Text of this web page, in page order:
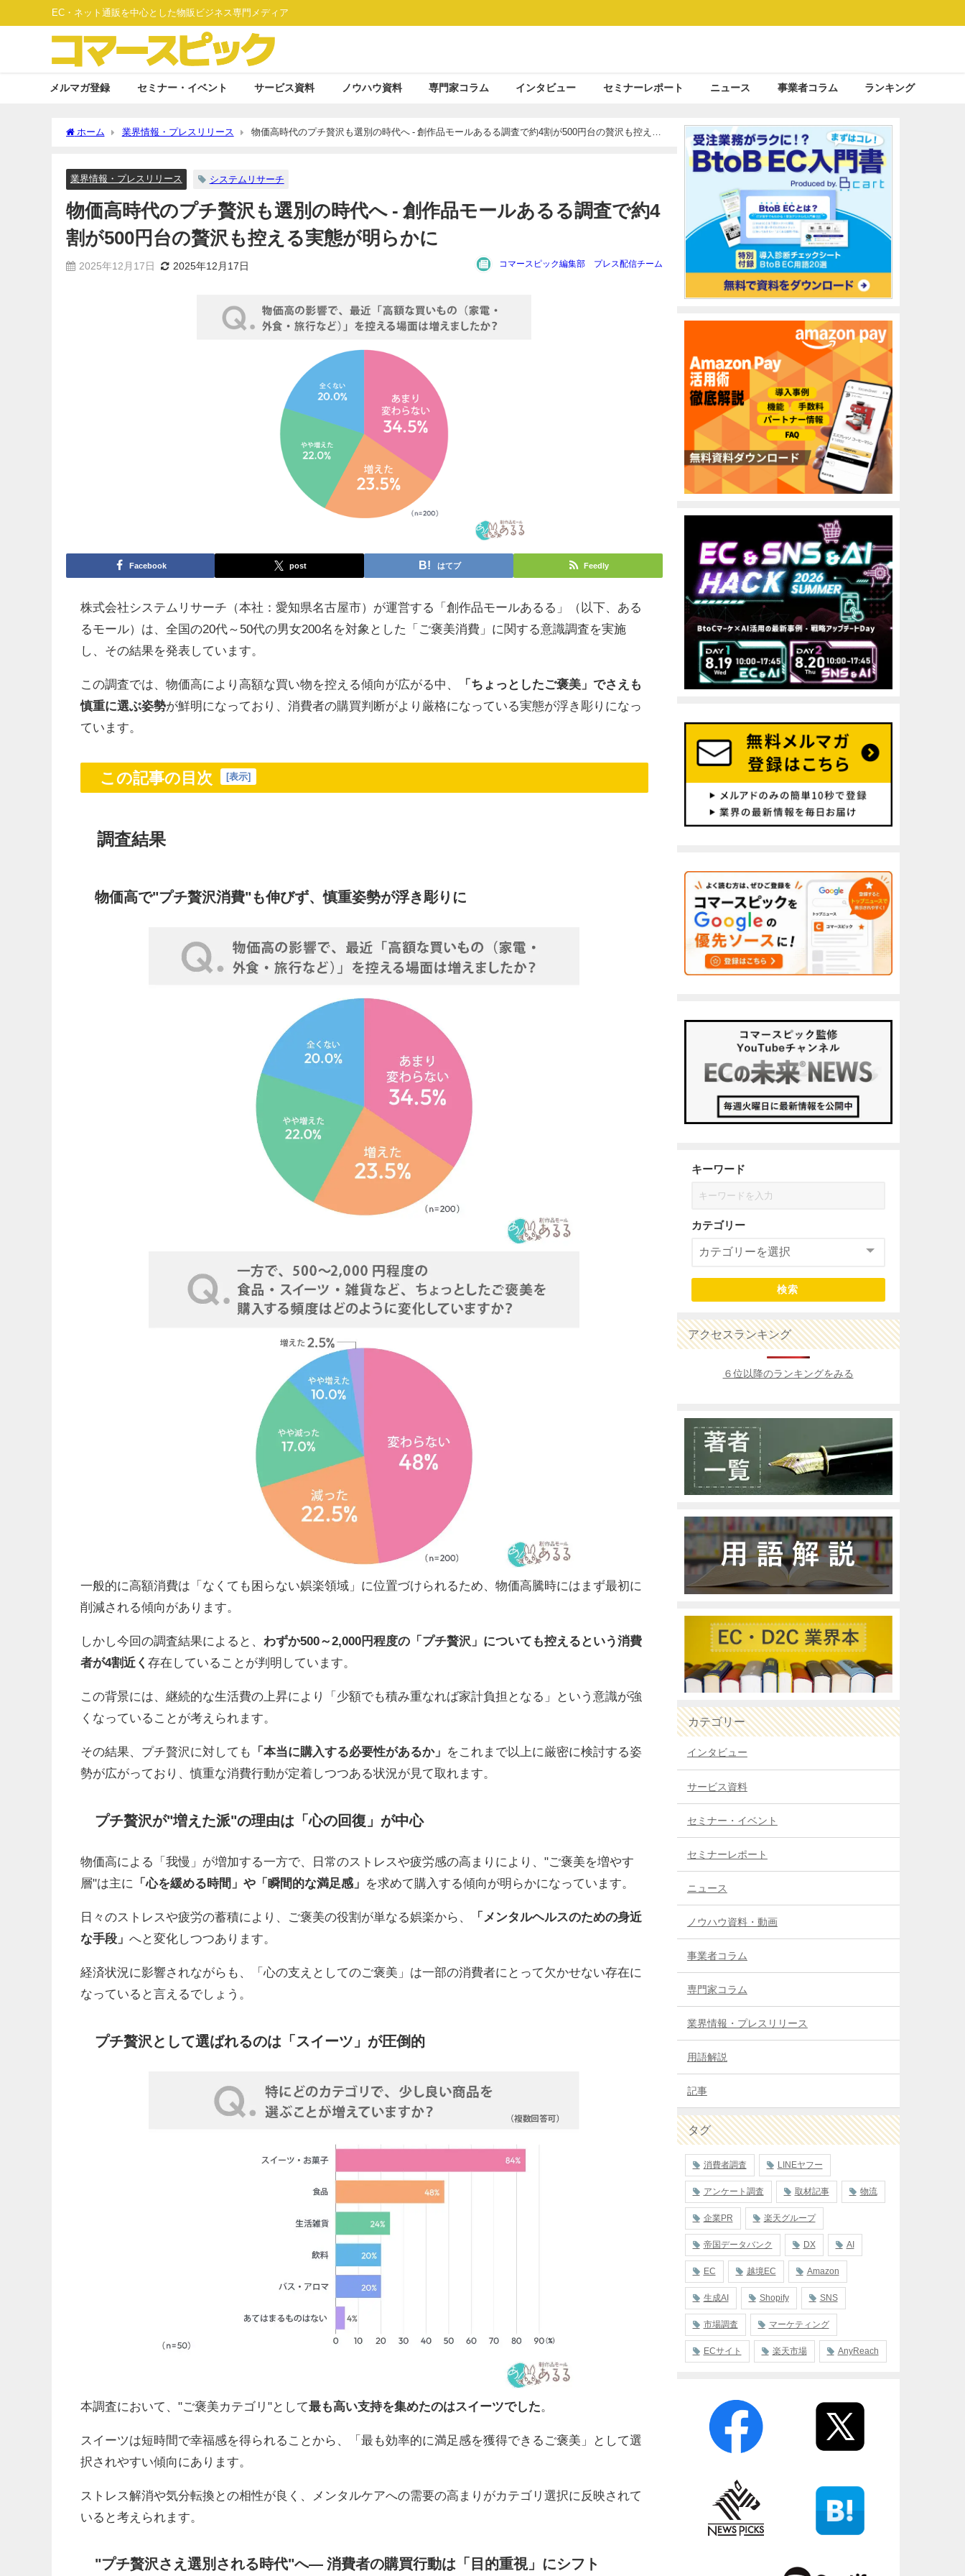
EC・ネット通販を中心とした物販ビジネス専門メディア
メルマガ登録 セミナー・イベント サービス資料 ノウハウ資料 専門家コラム インタビュー セミナーレポート ニュース 事業者コラム ランキング
ホーム 業界情報・プレスリリース
物価高時代のプチ贅沢も選別の時代へ - 創作品モールあるる調査で約4割が500円台の贅沢も控える
業界情報・プレスリリース システムリサーチ
物価高時代のプチ贅沢も選別の時代へ - 創作品モールあるる調査で約4
割が500円台の贅沢も控える実態が明らかに
2025年12月17日 2025年12月17日 コマースピック編集部 プレス配信チーム
Facebook post はてブ Feedly
株式会社システムリサーチ（本社：愛知県名古屋市）が運営する「創作品モールあるる」（以下、ある
るモール）は、全国の20代～50代の男女200名を対象とした「ご褒美消費」に関する意識調査を実施
し、その結果を発表しています。
この調査では、物価高により高額な買い物を控える傾向が広がる中、
「ちょっとしたご褒美」でさえも
慎重に選ぶ姿勢が鮮明になっており、消費者の購買判断がより厳格になっている実態が浮き彫りになっ
ています。
この記事の目次 [表示]
調査結果
物価高で"プチ贅沢消費"も伸びず、慎重姿勢が浮き彫りに
一般的に高額消費は「なくても困らない娯楽領域」に位置づけられるため、物価高騰時にはまず最初に
削減される傾向があります。
しかし今回の調査結果によると、 わずか500～2,000円程度の「プチ贅沢」についても控えるという消費
者が4割近く 存在していることが判明しています。
この背景には、継続的な生活費の上昇により「少額でも積み重なれば家計負担となる」という意識が強
くなっていることが考えられます。
その結果、プチ贅沢に対しても 「本当に購入する必要性があるか」
をこれまで以上に厳密に検討する姿
勢が広がっており、慎重な消費行動が定着しつつある状況が見て取れます。
プチ贅沢が"増えた派"の理由は「心の回復」が中心
物価高による「我慢」が増加する一方で、日常のストレスや疲労感の高まりにより、"ご褒美を増やす
層"は主に 「心を緩める時間」や「瞬間的な満足感」 を求めて購入する傾向が明らかになっています。
日々のストレスや疲労の蓄積により、ご褒美の役割が単なる娯楽から、
「メンタルヘルスのための身近
な手段」 へと変化しつつあります。
経済状況に影響されながらも、「心の支えとしてのご褒美」は一部の消費者にとって欠かせない存在に
なっていると言えるでしょう。
プチ贅沢として選ばれるのは「スイーツ」が圧倒的
本調査において、"ご褒美カテゴリ"として最も高い支持を集めたのはスイーツでした
スイーツは短時間で幸福感を得られることから、「最も効率的に満足感を獲得できるご褒美」として選
択されやすい傾向にあります。
ストレス解消や気分転換との相性が良く、メンタルケアへの需要の高まりがカテゴリ選択に反映されて
いると考えられます。
"プチ贅沢さえ選別される時代"へ― 消費者の購買行動は「目的重視」にシフト
キーワード
カテゴリー
検索
アクセスランキング
６位以降のランキングをみる
カテゴリー
インタビュー
サービス資料
セミナー・イベント
セミナーレポート
ニュース
ノウハウ資料・動画
事業者コラム
専門家コラム
業界情報・プレスリリース
用語解説
記事
タグ
消費者調査 LINEヤフー
アンケート調査 取材記事 物流
企業PR 楽天グループ
帝国データバンク DX AI
EC 越境EC Amazon
生成AI Shopify SNS
市場調査 マーケティング
ECサイト 楽天市場 AnyReach